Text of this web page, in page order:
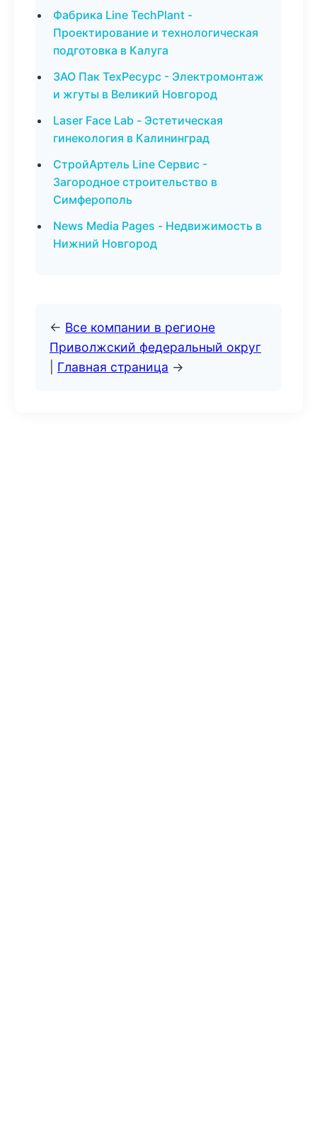
Фабрика Line TechPlant -
Проектирование и технологическая
подготовка в Калуга
ЗАО Пак ТехРесурс - Электромонтаж
и жгуты в Великий Новгород
Laser Face Lab - Эстетическая
гинекология в Калининград
СтройАртель Line Сервис -
Загородное строительство в
Симферополь
News Media Pages - Недвижимость в
Нижний Новгород
← Все компании в регионе
Приволжский федеральный округ
Главная страница →